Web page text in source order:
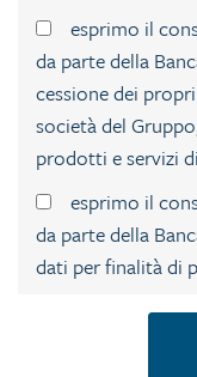
esprimo il
da parte della
cessione dei
società del
prodotti e servizi
esprimo il
da parte della
dati per finalità di